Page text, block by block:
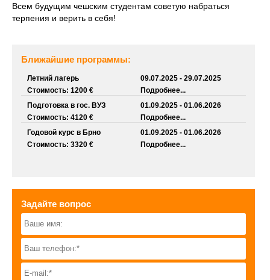
Всем будущим чешским студентам советую набраться
терпения и верить в себя!
Ближайшие программы:
Летний лагерь
Стоимость: 1200 €
09.07.2025 - 29.07.2025
Подробнее...
Подготовка в гос. ВУЗ
Стоимость: 4120 €
01.09.2025 - 01.06.2026
Подробнее...
Годовой курс в Брно
Стоимость: 3320 €
01.09.2025 - 01.06.2026
Подробнее...
Задайте вопрос